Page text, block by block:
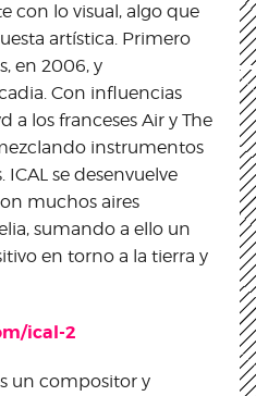
con lo visual, algo que
artística. Primero
en 2006, y
Con influencias
a los franceses Air y The
instrumentos
se desenvuelve
muchos aires
sumando a ello un
en torno a la tierra y
ical-2
un compositor y